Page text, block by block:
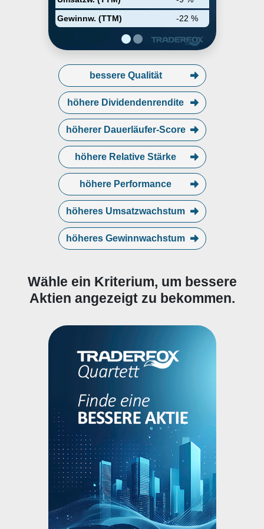
Gewinnw. (TTM)
-22 %
Scottsdale, AZ.
bessere Qualität
höhere Dividendenrendite
höherer Dauerläufer-Score
höhere Relative Stärke
höhere Performance
höheres Umsatzwachstum
höheres Gewinnwachstum
Wähle ein Kriterium, um bessere
Aktien angezeigt zu bekommen.